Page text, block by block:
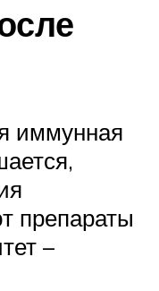
иммунная
препараты
–